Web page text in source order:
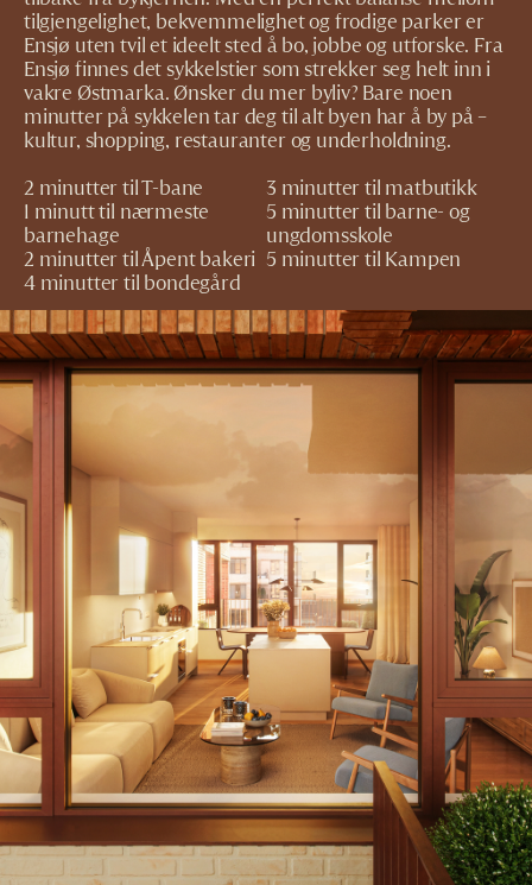
tilgjengelighet, bekvemmelighet og frodige parker er
Ensjø uten tvil et ideelt sted å bo, jobbe og utforske. Fra
Ensjø finnes det sykkelstier som strekker seg helt inn i
vakre Østmarka. Ønsker du mer byliv? Bare noen
minutter på sykkelen tar deg til alt byen har å by på –
kultur, shopping, restauranter og underholdning.
2 minutter til T-bane
3 minutter til matbutikk
1 minutt til nærmeste
barnehage
5 minutter til barne- og
ungdomsskole
2 minutter til Åpent bakeri 5 minutter til Kampen
4 minutter til bondegård